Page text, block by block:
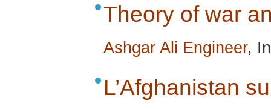
Theory of war
Ashgar Ali Engineer,
L’Afghanistan